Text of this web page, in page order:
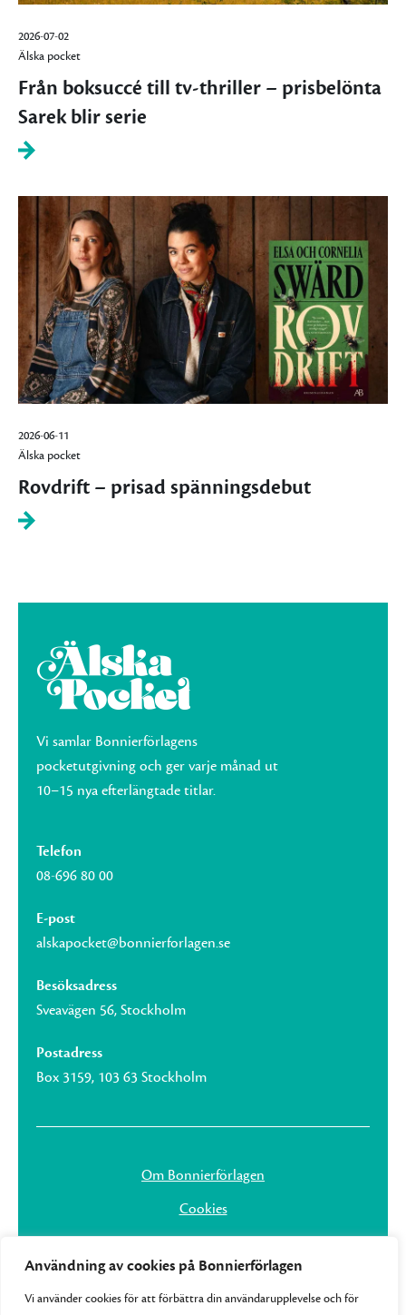
Användning av cookies på Bonnierförlagen
Vi använder cookies för att förbättra din användarupplevelse och för
2026-07-02
Älska pocket
Från boksuccé till tv-thriller – prisbelönta
Sarek blir serie
2026-06-11
Älska pocket
Rovdrift – prisad spänningsdebut
Vi samlar Bonnierförlagens
pocketutgivning och ger varje månad ut
10–15 nya efterlängtade titlar.
Telefon
08-696 80 00
E-post
alskapocket@bonnierforlagen.se
Besöksadress
Sveavägen 56, Stockholm
Postadress
Box 3159, 103 63 Stockholm
Om Bonnierförlagen
Cookies